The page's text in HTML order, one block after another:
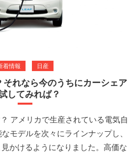
着情報 日産
それなら今のうちにカーシェア
してみれば？
アメリカで生産されている電気自
モデルを次々にラインナップし、
かけるようになりました。高価な